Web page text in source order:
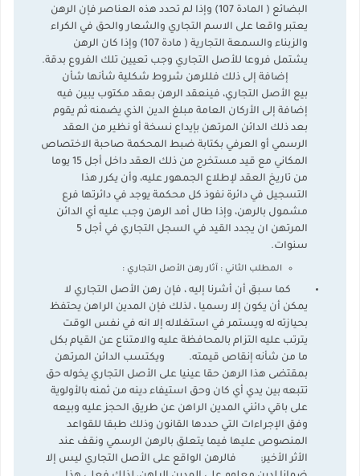
البضائع ( المادة 107) وإذا لم تحدد هذه العناصر فإن الرهن
يعتبر واقعا على الاسم التجاري والشعار والحق في الكراء
والزبناء والسمعة التجارية ( مادة 107) وإذا كان الرهن
يشتمل فروعا للأصل التجاري وجب تعيين تلك الفروع بدقة.
إضافة إلى ذلك فللرهن شروط شكلية شأنها شأن
بيع الأصل التجاري، فينعقد الرهن بعقد مكتوب يبين فيه
إضافة إلى الأركان العامة مبلغ الدين الذي يضمنه ثم يقوم
بعد ذلك الدائن المرتهن بإيداع نسخة أو نظير من العقد
الرسمي أو العرفي بكتابة ضبط المحكمة صاحبة الاختصاص
المكاني مع قيد مستخرج من ذلك العقد داخل أجل 15 يوما
من تاريخ العقد لإطلاع الجمهور عليه، وأن يكرر هذا
التسجيل في دائرة نفوذ كل محكمة يوجد في دائرتها فرع
مشمول بالرهن، وإذا طال أمد الرهن وجب عليه أي الدائن
المرتهن ان يجدد القيد في السجل التجاري في أجل 5
سنوات.
المطلب الثاني : آثار رهن الأصل التجاري :
كما سبق أن أشرنا إليه ، فإن رهن الأصل التجاري لا
يمكن أن يكون إلا رسميا ، لذلك فإن المدين الراهن يحتفظ
بحيازته له ويستمر في استغلاله إلا انه في نفس الوقت
يترتب عليه التزام بالمحافظة عليه والامتناع عن القيام بكل
ما من شأنه إنقاص قيمته. ويكتسب الدائن المرتهن
بمقتضى هذا الرهن حقا عينيا على الأصل التجاري يخوله حق
تتبعه بين يدي أي كان وحق استيفاء دينه من ثمنه بالأولوية
على باقي دائني المدين الراهن عن طريق الحجز عليه وبيعه
وفق الإجراءات التي حددها القانون وذلك طبقا للقواعد
المنصوص عليها فيما يتعلق بالرهن الرسمي ونقف عند
الأثر الأخير: فالرهن الواقع على الأصل التجاري ليس إلا